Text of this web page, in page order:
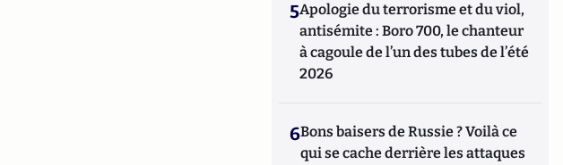
5Apologie du terrorisme et du viol,
antisémite : Boro 700, le chanteur
à cagoule de l’un des tubes de l’été
2026
6Bons baisers de Russie ? Voilà ce
qui se cache derrière les attaques